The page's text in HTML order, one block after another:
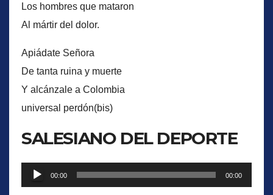
Los hombres que mataron
Al mártir del dolor.
Apiádate Señora
De tanta ruina y muerte
Y alcánzale a Colombia
universal perdón(bis)
SALESIANO DEL DEPORTE
Reproductor
de
00:00 00:00